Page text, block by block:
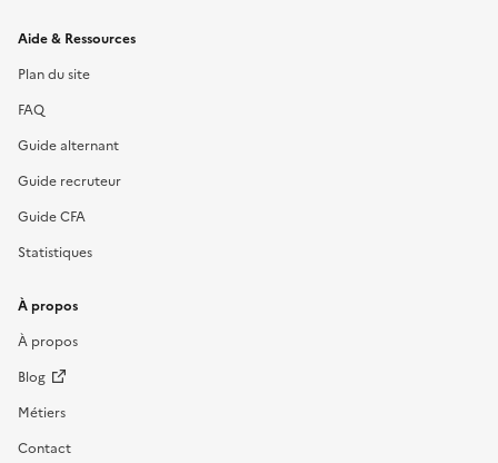
Informations et liens du site
Aide & Ressources
Plan du site
FAQ
Guide alternant
Guide recruteur
Guide CFA
Statistiques
À propos
À propos
Blog
Métiers
Contact